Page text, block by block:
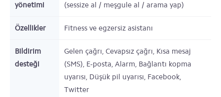
yönetimi
(sessize al / meşgule al / arama yap)
Özellikler Fitness ve egzersiz asistanı
Bildirim
desteği
Gelen çağrı, Cevapsız çağrı, Kısa mesaj
(SMS), E-posta, Alarm, Bağlantı kopma
uyarısı, Düşük pil uyarısı, Facebook,
Twitter